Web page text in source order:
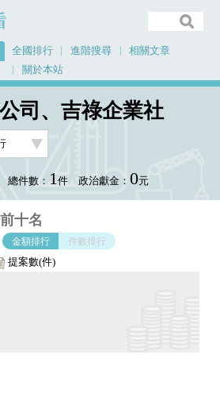
全國排行 進階搜尋
相關文章
關於本站
司、吉祿企業社
總件數： 1件 政治獻金： 0元
十名
金額排行 件數排行
提案數(件)